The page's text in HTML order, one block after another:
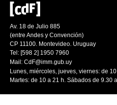
Av. 18 de Julio 885
(entre Andes y Convención)
CP 11100. Montevideo. Uruguay
Tel: [598 2] 1950 7960
Mail: CdF@imm.gub.uy
Lunes, miércoles, jueves, viernes: de
Martes: de 10 a 21 h. Sábados de 9.30